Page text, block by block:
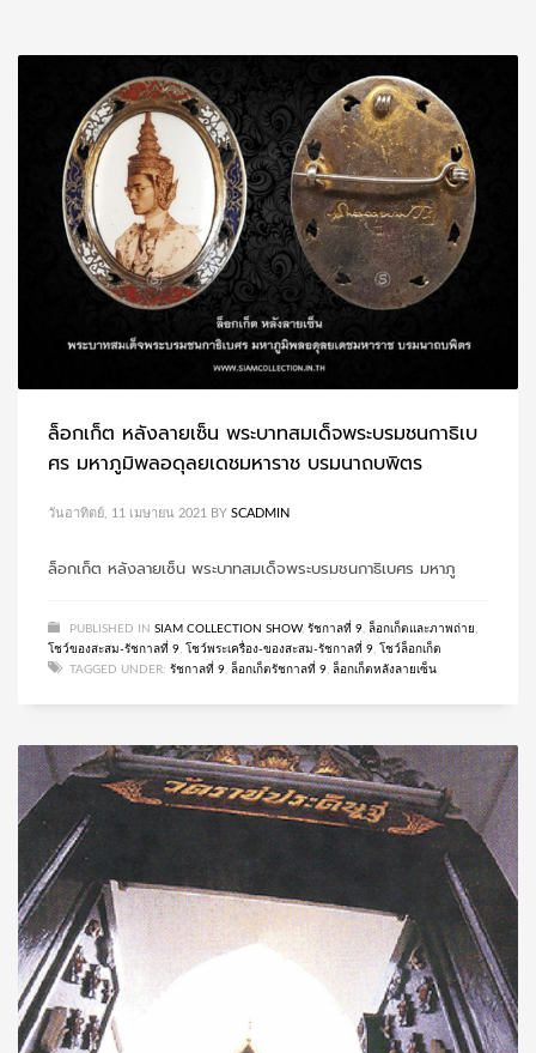
ล็อกเก็ต หลังลายเซ็น พระบาทสมเด็จพระบรมชนกาธิเบ
ศร มหาภูมิพลอดุลยเดชมหาราช บรมนาถบพิตร
วันอาทิตย์, 11 เมษายน 2021 BY SCADMIN
ล็อกเก็ต หลังลายเซ็น พระบาทสมเด็จพระบรมชนกาธิเบศร มหาภู
PUBLISHED IN SIAM COLLECTION SHOW, รัชกาลที่ 9 ล็อกเก็ตและภาพถ่าย
โชว์ของสะสม-รัชกาลที่ 9
โชว์พระเครื่อง-ของสะสม-รัชกาลที่ 9
โชว์ล็อกเก็ต
TAGGED UNDER: รัชกาลที่ 9 ล็อกเก็ตรัชกาลที่ 9 ล็อกเก็ตหลังลายเซ็น